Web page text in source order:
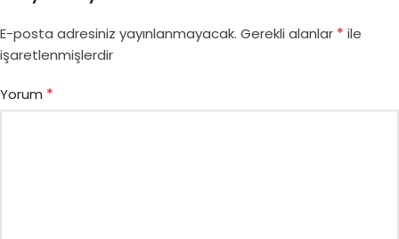
E-posta adresiniz yayınlanmayacak. Gerekli alanlar * ile
işaretlenmişlerdir
Yorum *